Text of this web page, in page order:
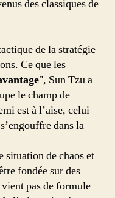
des classiques de
de la stratégie
Ce que les
", Sun Tzu a
le champ de
est à l’aise, celui
dans la
situation de chaos et
fondée sur des
pas de formule